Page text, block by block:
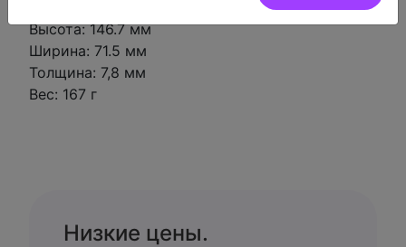
Высота: 146.7 мм
Ширина: 71.5 мм
Толщина: 7,8 мм
Вес: 167 г
Низкие цены.